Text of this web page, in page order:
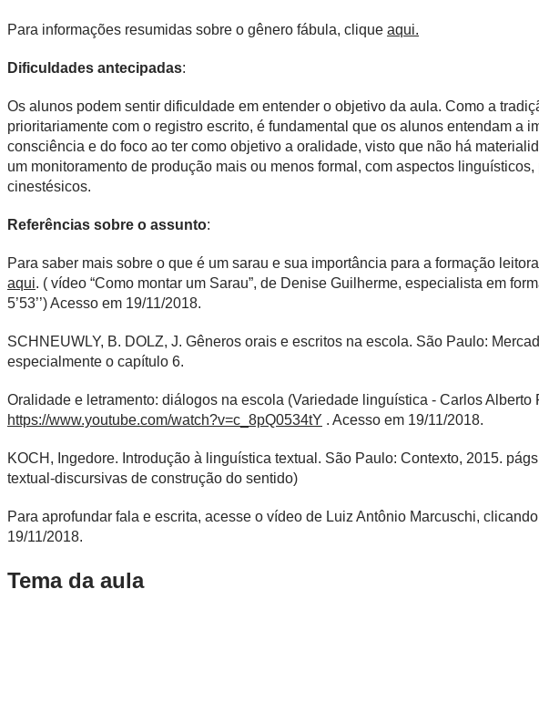
Para informações resumidas sobre o gênero fábula, clique aqui.
Dificuldades antecipadas:
Os alunos podem sentir dificuldade em entender o objetivo da aula. Como a
prioritariamente com o registro escrito, é fundamental que os alunos entendam a
consciência e do foco ao ter como objetivo a oralidade, visto que não há
um monitoramento de produção mais ou menos formal, com aspectos
cinestésicos.
Referências sobre o assunto:
Para saber mais sobre o que é um sarau e sua importância para a formação
aqui. ( vídeo “Como montar um Sarau”, de Denise Guilherme, especialista em
5’53’’) Acesso em 19/11/2018.
SCHNEUWLY, B. DOLZ, J. Gêneros orais e escritos na escola. São Paulo:
especialmente o capítulo 6.
Oralidade e letramento: diálogos na escola (Variedade linguística - Carlos Alberto
https://www.youtube.com/watch?v=c_8pQ0534tY . Acesso em 19/11/2018.
KOCH, Ingedore. Introdução à linguística textual. São Paulo: Contexto, 2015.
textual-discursivas de construção do sentido)
Para aprofundar fala e escrita, acesse o vídeo de Luiz Antônio Marcuschi, clicando
19/11/2018.
Tema da aula